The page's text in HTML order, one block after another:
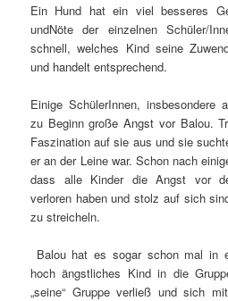
Ein Hund hat ein viel besseres
undNöte der einzelnen Schüler/
schnell, welches Kind seine
und handelt entsprechend.
Einige SchülerInnen, insbesondere
zu Beginn große Angst vor Balou.
Faszination auf sie aus und sie
er an der Leine war. Schon nach
dass alle Kinder die Angst vor
verloren haben und stolz auf sich
zu streicheln.
Balou hat es sogar schon mal in
hoch ängstliches Kind in die
„seine“ Gruppe verließ und sich